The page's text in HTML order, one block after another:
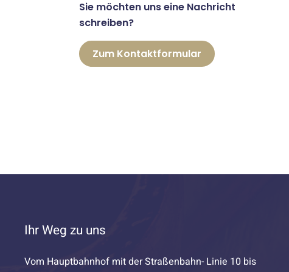
Sie möchten uns eine Nachricht
schreiben?
Zum Kontaktformular
Ihr Weg zu uns
Vom Hauptbahnhof mit der Straßenbahn- Linie 10 bis